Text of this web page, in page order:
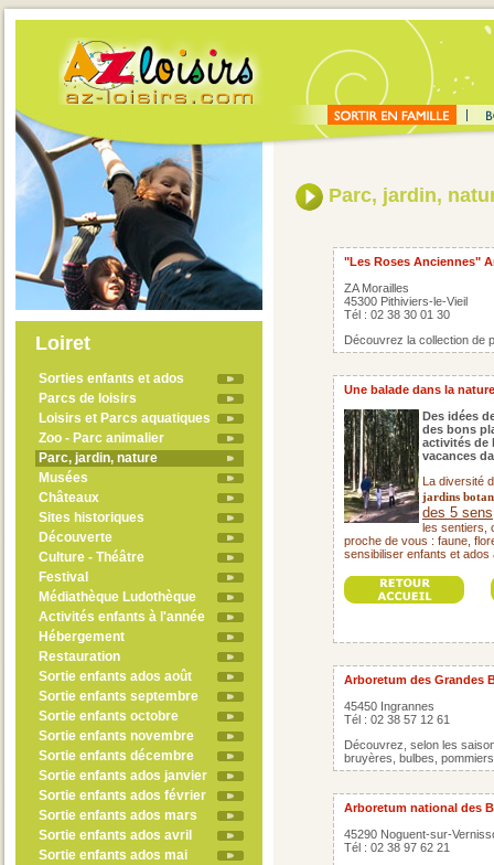
Loiret
Sorties enfants et ados
Parcs de loisirs
Loisirs et Parcs aquatiques
Zoo - Parc animalier
Parc, jardin, nature
Musées
Châteaux
Sites historiques
Découverte
Culture - Théâtre
Festival
Médiathèque Ludothèque
Activités enfants à l'année
Hébergement
Restauration
Sortie enfants ados août
Sortie enfants septembre
Sortie enfants octobre
Sortie enfants novembre
Sortie enfants décembre
Sortie enfants ados janvier
Sortie enfants ados février
Sortie enfants ados mars
Sortie enfants ados avril
Sortie enfants ados mai
Parc, jardin,
"Les Roses Anciennes"
ZA Morailles
45300 Pithiviers-le-Vieil
Tél : 02 38 30 01 30
Découvrez la collection de
Une balade dans la
Des idées
des bons
activités de
vacances
La diversité
jardins
des 5 sens
les sentiers,
proche de vous : faune,
sensibiliser enfants et ados
Arboretum des Grandes
45450 Ingrannes
Tél : 02 38 57 12 61
Découvrez, selon les
bruyères, bulbes,
Arboretum national des
45290 Noguent-sur-
Tél : 02 38 97 62 21